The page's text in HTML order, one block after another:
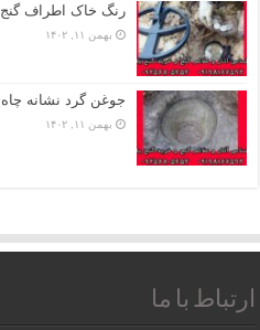
رنگ خاک اطراف گنج
بهمن ۱۱, ۱۴۰۲
جوغن گرد نشانه چاه
بهمن ۱۱, ۱۴۰۲
ارتباط با ما